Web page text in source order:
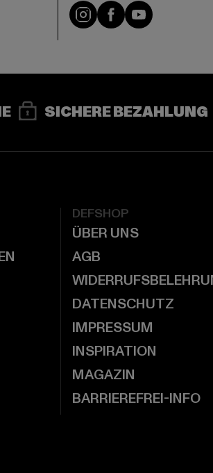
Instagram
FacebookYouTube
SICHERE BEZAHLUNG
DEFSHOP
ÜBER UNS
AGB
DATENSCHUTZ
IMPRESSUM
INSPIRATION
MAGAZIN
BARRIEREFREI-INFO